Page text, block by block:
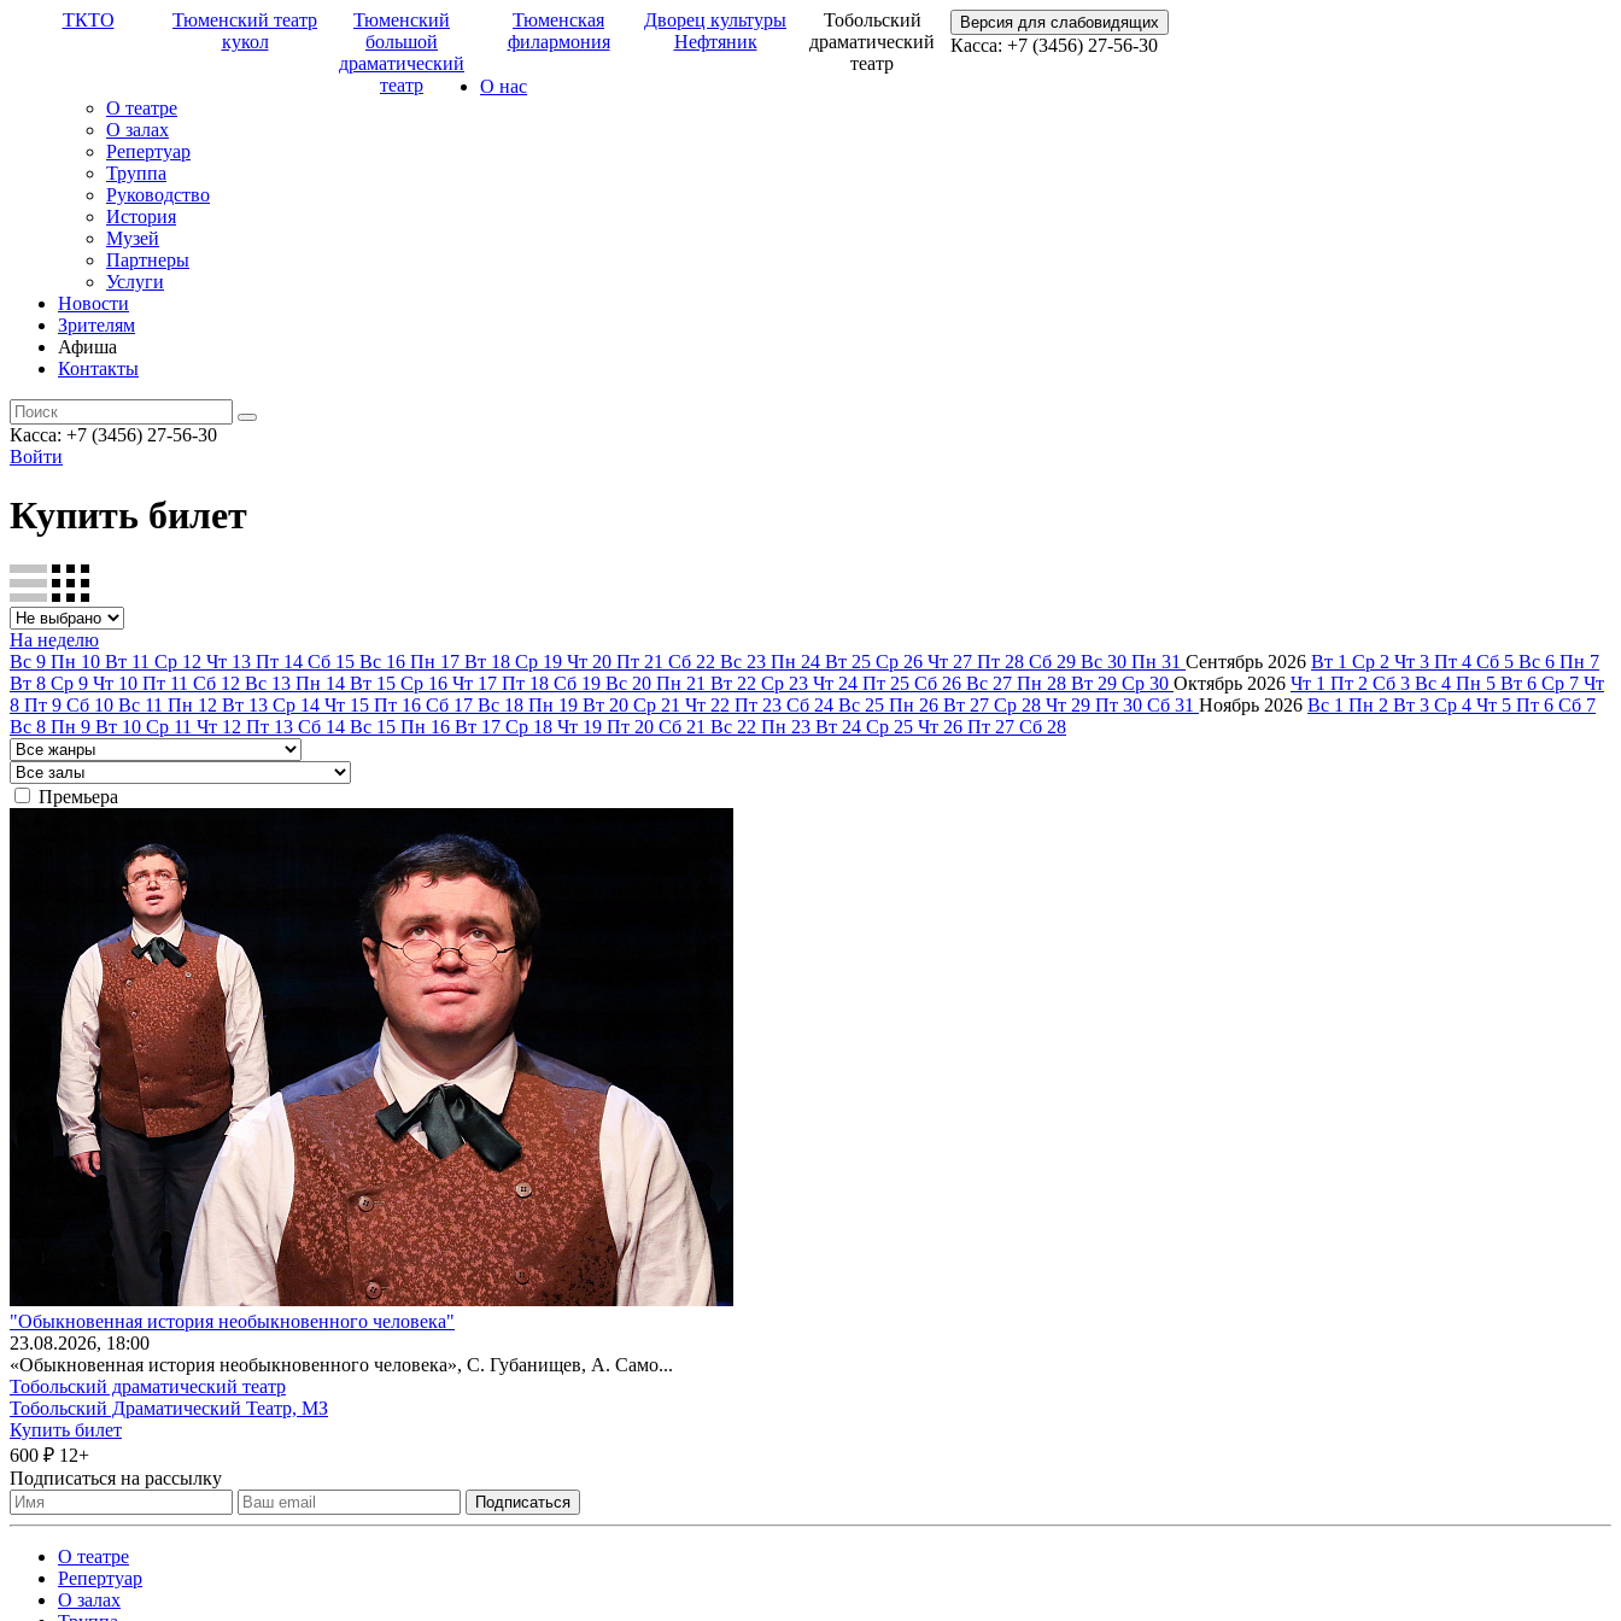
ТКТО
Тюменский театр
кукол
Тюменский
большой
драматический
театр
Тюменская
филармония
Дворец культуры
Нефтяник
Тобольский
драматический
театр
Версия для слабовидящих
Касса: +7 (3456) 27-56-30
О нас
О театре
О залах
Репертуар
Труппа
Руководство
История
Музей
Партнеры
Услуги
Новости
Зрителям
Афиша
Контакты
Касса: +7 (3456) 27-56-30
Войти
Купить билет
На неделю
Вс 9 Пн 10 Вт 11 Ср 12 Чт 13 Пт 14 Сб 15 Вс 16 Пн 17 Вт 18 Ср 19 Чт 20 Пт 21 Сб 22 Вс 23 Пн 24 Вт 25 Ср 26 Чт 27 Пт 28 Сб 29 Вс 30 Пн 31 Сентябрь 2026 Вт 1 Ср 2 Чт 3 Пт 4 Сб 5 Вс 6 Пн 7
Вт 8 Ср 9 Чт 10 Пт 11 Сб 12 Вс 13 Пн 14 Вт 15 Ср 16 Чт 17 Пт 18 Сб 19 Вс 20 Пн 21 Вт 22 Ср 23 Чт 24 Пт 25 Сб 26 Вс 27 Пн 28 Вт 29 Ср 30 Октябрь 2026 Чт 1 Пт 2 Сб 3 Вс 4 Пн 5 Вт 6 Ср 7 Чт
8 Пт 9 Сб 10 Вс 11 Пн 12 Вт 13 Ср 14 Чт 15 Пт 16 Сб 17 Вс 18 Пн 19 Вт 20 Ср 21 Чт 22 Пт 23 Сб 24 Вс 25 Пн 26 Вт 27 Ср 28 Чт 29 Пт 30 Сб 31 Ноябрь 2026 Вс 1 Пн 2 Вт 3 Ср 4 Чт 5 Пт 6 Сб 7
Вс 8 Пн 9 Вт 10 Ср 11 Чт 12 Пт 13 Сб 14 Вс 15 Пн 16 Вт 17 Ср 18 Чт 19 Пт 20 Сб 21 Вс 22 Пн 23 Вт 24 Ср 25 Чт 26 Пт 27 Сб 28
Премьера
"Обыкновенная история необыкновенного человека"
23.08.2026, 18:00
«Обыкновенная история необыкновенного человека», С. Губанищев, А. Само...
Тобольский драматический театр
Тобольский Драматический Театр, МЗ
Купить билет
600 ₽ 12+
Подписаться на рассылку
О театре
Репертуар
О залах